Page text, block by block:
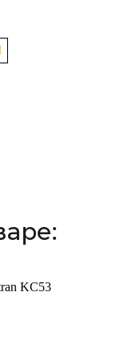
KC53